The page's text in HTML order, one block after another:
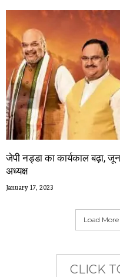
जेपी नड्डा का कार्यकाल बढ़ा,
अध्यक्ष
January 17, 2023
Load
CLICK